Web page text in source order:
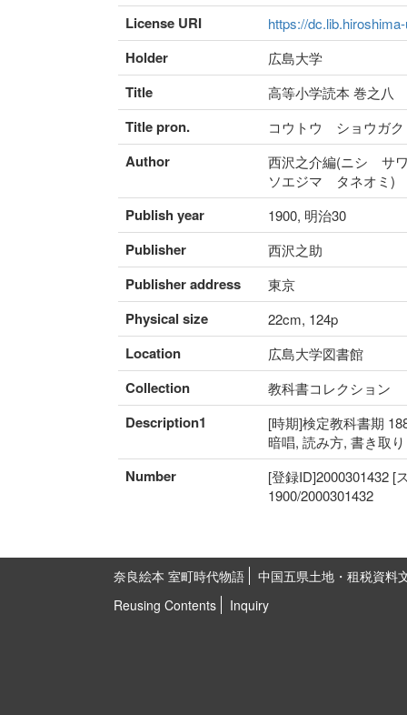
License URI https://
Holder 広島大学
Title 高等小学読本 巻之八
Title pron. コウトウ ショウガ
Author
西沢之介編(ニシ サ
ソエジマ タネオミ)
Publish year 1900, 明治30
Publisher 西沢之助
Publisher address 東京
Physical size 22cm, 124p
Location 広島大学図書館
Collection 教科書コレクション
Description1
[時期]検定教科書期
暗唱, 読み方, 書き取
Number
[登録ID]2000301432 [
1900/2000301432
奈良絵本 室町時代物語
中国五県土地・租税資料
Reusing Contents
Inquiry